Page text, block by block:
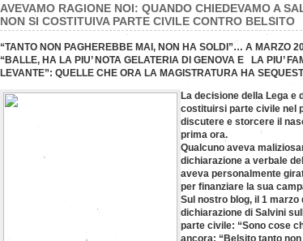
AVEVAMO RAGIONE NOI: QUANDO CHIEDEVAMO A
NON SI COSTITUIVA PARTE CIVILE CONTRO BELSITO
“TANTO NON PAGHEREBBE MAI, NON HA SOLDI”… A MARZO
“BALLE, HA LA PIU’ NOTA GELATERIA DI GENOVA E LA PIU’
LEVANTE”: QUELLE CHE ORA LA MAGISTRATURA HA
La decisione della Lega e
costituirsi parte civile nel
discutere e storcere il
prima ora.
Qualcuno aveva
dichiarazione a verbale
aveva personalmente
per finanziare la sua
Sul nostro blog, il 1
dichiarazione di Salvini
parte civile: “Sono cose
ancora: “Belsito tanto